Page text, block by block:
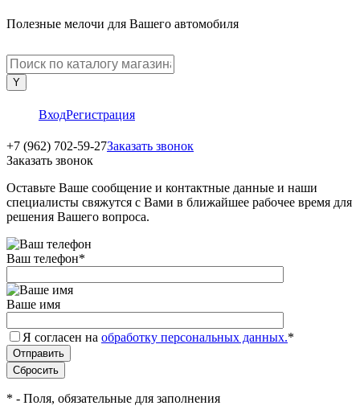
Полезные мелочи для Вашего автомобиля
ВходРегистрация
+7 (962) 702-59-27Заказать звонок
Заказать звонок
Оставьте Ваше сообщение и контактные данные и наши
специалисты свяжутся с Вами в ближайшее рабочее время для
решения Вашего вопроса.
Ваш телефон*
Ваше имя
Я согласен на обработку персональных данных.*
* - Поля, обязательные для заполнения